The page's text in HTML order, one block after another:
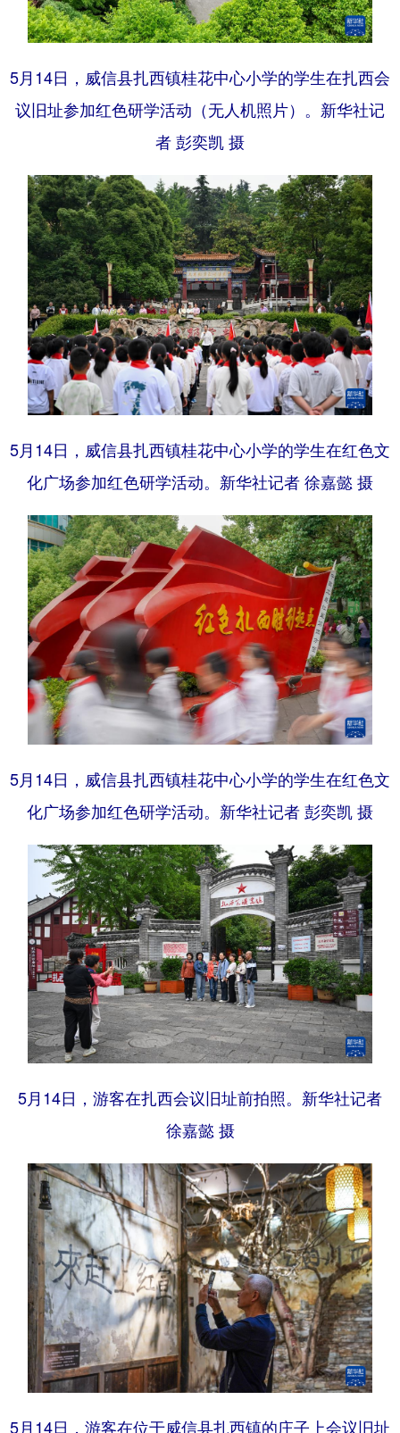
5月14日，威信县扎西镇桂花中心小学的学生在扎西会
议旧址参加红色研学活动（无人机照片）。新华社记
者 彭奕凯 摄
5月14日，威信县扎西镇桂花中心小学的学生在红色文
化广场参加红色研学活动。新华社记者 徐嘉懿 摄
5月14日，威信县扎西镇桂花中心小学的学生在红色文
化广场参加红色研学活动。新华社记者 彭奕凯 摄
5月14日，游客在扎西会议旧址前拍照。新华社记者
徐嘉懿 摄
5月14日，游客在位于威信县扎西镇的庄子上会议旧址